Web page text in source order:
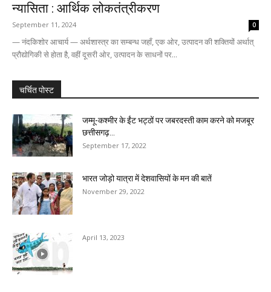
न्यासिता : आर्थिक लोकतंत्रीकरण
September 11, 2024 0
— नंदकिशोर आचार्य — अर्थशास्त्र का सम्बन्ध जहाँ, एक ओर, उत्पादन की शक्तियों अर्थात्
प्रौद्योगिकी से होता है, वहीं दूसरी ओर, उत्पादन के साधनों पर...
चर्चित पोस्ट
जम्मू-कश्मीर के ईंट भट्ठों पर जबरदस्ती काम करने को मजबूर
छत्तीसगढ़...
September 17, 2022
भारत जोड़ो यात्रा में देशवासियों के मन की बातें
November 29, 2022
April 13, 2023